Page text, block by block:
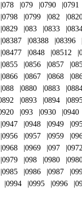
078 079 0790 0791
0798 0799 082
0829 083 0833
08387 08388 08396
08477 0848 08512
0855 0856 0857
0866 0867 0868
088 0880 0883
0893 0894
093 0930 0940
0947 0948 0949
0956 0957 0959
0968 0969 097 0972
0979 098 0980
0985 0986 0987
0994 0995 0996